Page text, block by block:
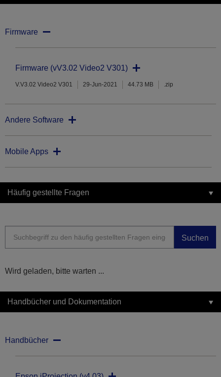
Firmware
Firmware (vV3.02 Video2 V301)
V.V3.02 Video2 V301 29-Jun-2021 44.73 MB .zip
Andere Software
Mobile Apps
Häufig gestellte Fragen
Suchen
Wird geladen, bitte warten ...
Handbücher und Dokumentation
Handbücher